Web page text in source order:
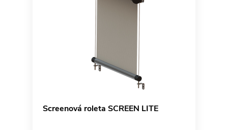
Screenová roleta SCREEN LITE